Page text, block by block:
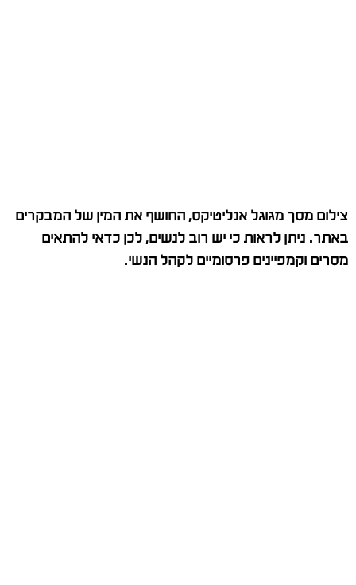
צילום מסך מגוגל אנליטיקס, החושף את המין של המבקרים
באתר. ניתן לראות כי יש רוב לנשים, לכן כדאי להתאים
מסרים וקמפיינים פרסומיים לקהל הנשי.